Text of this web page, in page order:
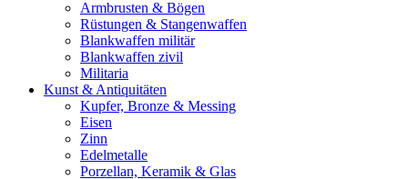
Armbrusten & Bögen
Rüstungen & Stangenwaffen
Blankwaffen militär
Blankwaffen zivil
Militaria
Kunst & Antiquitäten
Kupfer, Bronze & Messing
Eisen
Zinn
Edelmetalle
Porzellan, Keramik & Glas